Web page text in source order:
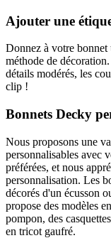
Ajouter une
Donnez à votre bonnet
méthode de
détails modérés, les
clip !
Bonnets Decky
Nous proposons une
personnalisables avec
préférées, et nous
personnalisation. Les
décorés d'un écusson
propose des modèles
pompon, des
en tricot gaufré.